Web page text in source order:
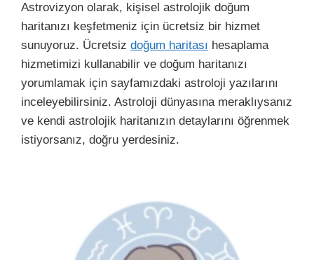
Astrovizyon olarak, kişisel astrolojik doğum
haritanızı keşfetmeniz için ücretsiz bir hizmet
sunuyoruz. Ücretsiz doğum haritası hesaplama
hizmetimizi kullanabilir ve doğum haritanızı
yorumlamak için sayfamızdaki astroloji yazılarını
inceleyebilirsiniz. Astroloji dünyasına meraklıysanız
ve kendi astrolojik haritanızın detaylarını öğrenmek
istiyorsanız, doğru yerdesiniz.